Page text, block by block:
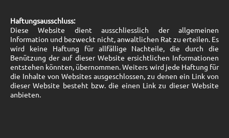
Haftungsausschluss:
Diese Website dient ausschliesslich der allgemeinen
Information und bezweckt nicht, anwaltlichen Rat zu erteilen. Es
wird keine Haftung für allfällige Nachteile, die durch die
Benützung der auf dieser Website ersichtlichen Informationen
entstehen könnten, übernommen. Weiters wird jede Haftung für
die Inhalte von Websites ausgeschlossen, zu denen ein Link von
dieser Website besteht bzw. die einen Link zu dieser Website
anbieten.